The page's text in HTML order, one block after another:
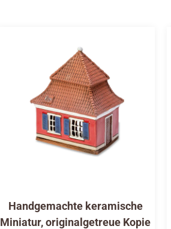
Handgemachte keramische
Miniatur, originalgetreue Kopie